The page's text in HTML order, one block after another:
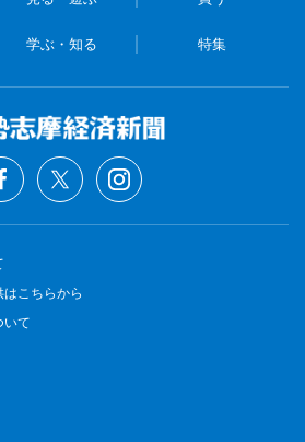
学ぶ・知る 特集
こちらから
いて